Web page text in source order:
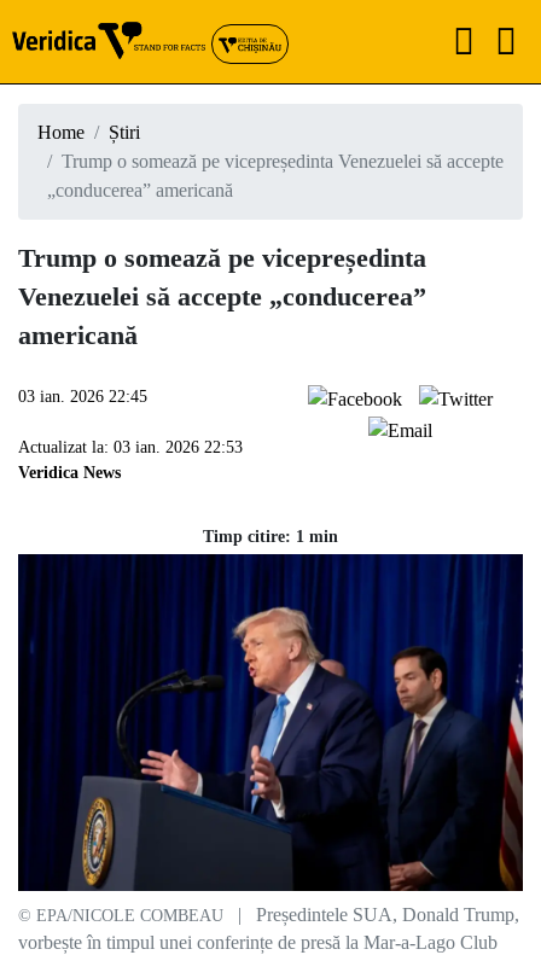
Home
Știri
Trump o somează pe vicepreședinta Venezuelei să accepte
„conducerea” americană
Trump o somează pe vicepreședinta
Venezuelei să accepte „conducerea”
americană
© EPA/NICOLE COMBEAU
| Președintele SUA, Donald Trump,
vorbește în timpul unei conferințe de presă la Mar-a-Lago Club
03 ian. 2026 22:45
Actualizat la: 03 ian. 2026 22:53
Veridica News
Timp citire: 1 min